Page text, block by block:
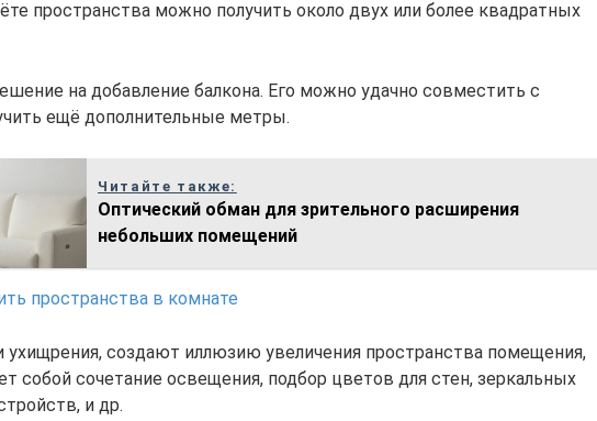
пространства можно получить около двух или более квадратных
на добавление балкона. Его можно удачно совместить с
ещё дополнительные метры.
Читайте также:
Оптический обман для зрительного расширения
небольших помещений
ухищрения, создают иллюзию увеличения пространства помещения,
собой сочетание освещения, подбор цветов для стен, зеркальных
и др.